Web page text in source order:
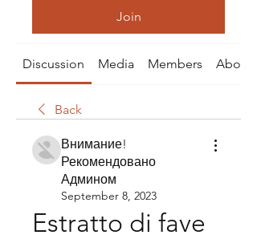
Join
Discussion Media Members About
Back
Внимание!
Рекомендовано
Админом
September 8, 2023
Estratto di fave